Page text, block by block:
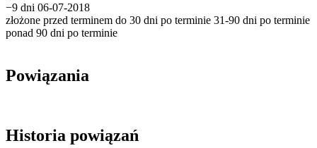
−9 dni 06-07-2018
złożone przed terminem do 30 dni po terminie 31-90 dni po terminie
ponad 90 dni po terminie
Powiązania
Historia powiązań